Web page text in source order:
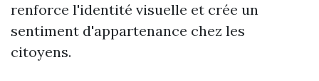
renforce l'identité visuelle et crée un
sentiment d'appartenance chez les
citoyens.